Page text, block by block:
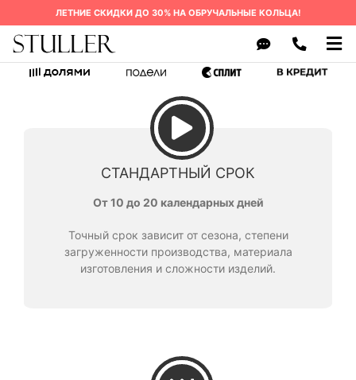
to
content
ЛЕТНИЕ СКИДКИ ДО 30% НА ОБРУЧАЛЬНЫЕ КОЛЬЦА!
ОБРУЧАЛЬНЫЕ КОЛЬЦА
КАК ЗАКАЗАТЬ
О БРЕНДЕ
ВОПРОСЫ
СТАНДАРТНЫЙ СРОК
От 10 до 20 календарных дней
Точный срок зависит от сезона, степени
загруженности производства, материала
изготовления и сложности изделий.